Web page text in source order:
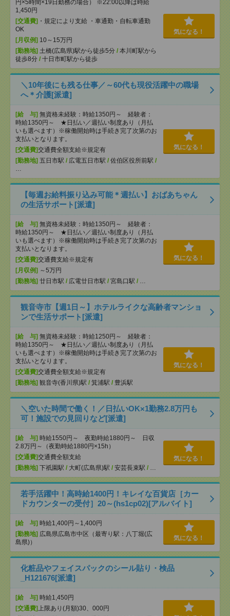
円×5時間×19日勤務の場合） ※22:00以降は時給
1,450円
[交通費] ・規定により支給 ・車通勤・自転車通勤
OK
[月収例] 10～15万円
[勤務地] 土橋(広島県)駅から徒歩5分 / 本川町駅から
徒歩8分 / 十日市町駅から徒歩
気になる！
＼10年後にも残る仕事／～60代も現役活躍中の職場
へ＊介護[派遣]
[給 与] 無資格未経験：時給1350円～ 経験者：
時給1350円～ ★日払い／週払い制度あり（月払
いも選べます）※稼働開始時は手続き完了次第のお
支払いとなります。
[交通費]交通費全額支給※規定有
[勤務地] 五日市駅 / 広電五日市駅 / 佐伯区役所前駅 /
…
気になる！
【毎週お給料振り込み可能＊週払い】おばあちゃん
の生活サポート[派遣]
[給 与] 無資格未経験：時給1350円～ 経験者：
時給1350円～ ★日払い／週払い制度あり（月払
いも選べます）※稼働開始時は手続き完了次第のお
支払いとなります。
[交通費]交通費支給※規定有
[月収例] ～5万円
[勤務地] 廿日市駅 / 広電廿日市駅 / 宮島口駅 / …
気になる！
観音寺市【週1日～】ホテルライクな高齢者マンショ
ンで生活サポート[派遣]
[給 与] 無資格未経験：時給1250円～ 経験者：
時給1350円～ ★日払い／週払い制度あり（月払
いも選べます）※稼働開始時は手続き完了次第のお
支払いとなります。
[交通費]交通費全額支給※規定有
[勤務地] 観音寺(香川県)駅 / 箕浦駅 / 豊浜駅
気になる！
＼空いた時間で働く！／日払いOK×1勤務2.8万円も
可！施設での見回りなど[派遣]
[給 与] 時給1550円～ 夜勤時給1880円～ 日収
2.8万円～（夜勤時給1880円×15h）
[交通費]交通費全額支給
[勤務地] 下祇園駅 / 大町(広島県)駅 / 安芸長束駅 / …
気になる！
若手活躍中！高時給1400円！キレイな百貨店［カー
ドカウンターの受付］20～(hs1cp02)[アルバイト]
[給 与] 時給1,400円～1,400円
[勤務地] 広島県広島市中区（最寄り駅：八丁堀(広
島県)）
気になる！
化粧品やフェイスパックのシール貼り・検品
_H121676[派遣]
[給 与] 時給1,450円
[交通費] 上限あり(月額)30、000円